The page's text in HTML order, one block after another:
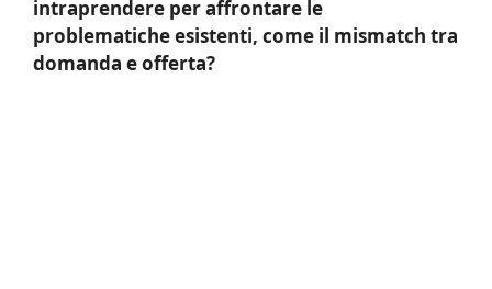
intraprendere per affrontare le
problematiche esistenti, come il mismatch tra
domanda e offerta?